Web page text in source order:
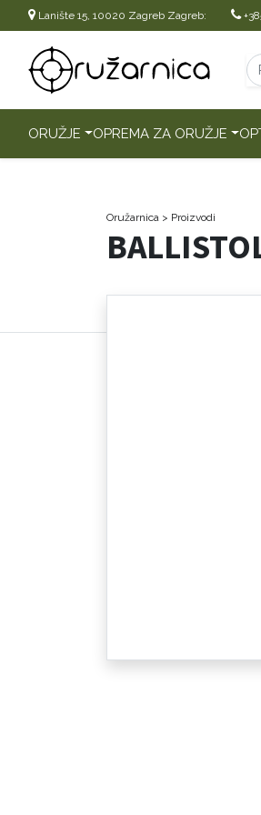
Lanište 15, 10020 Zagreb Zagreb:
ORUŽJE OPREMA ZA ORUŽJE
Oružarnica > Proizvodi